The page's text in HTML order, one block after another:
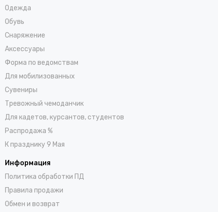
Одежда
Обувь
Снаряжение
Аксессуары
Форма по ведомствам
Для мобилизованных
Сувениры
Тревожный чемоданчик
Для кадетов, курсантов, студентов
Распродажа %
К празднику 9 Мая
Информация
Политика обработки ПД
Правила продажи
Обмен и возврат